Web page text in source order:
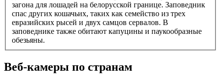
загона для лошадей на белорусской границе. Заповедник
спас других кошачьих, таких как семейство из трех
евразийских рысей и двух самцов сервалов. В
заповеднике также обитают капуцины и паукообразные
обезьяны.
Веб-камеры по странам